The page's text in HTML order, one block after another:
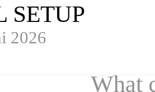
2026
What